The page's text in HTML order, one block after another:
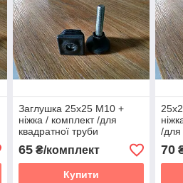
Заглушка 25х25 М10 +
ніжка / комплект /для
квадратної труби
65₴/комплект
Купити
/для
70